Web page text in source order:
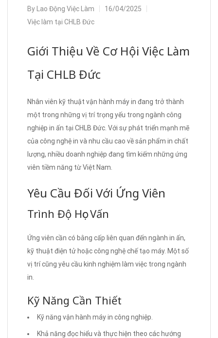
By Lao Động Việc Làm
16/04/2025
Việc làm tại CHLB Đức
Giới Thiệu Về Cơ Hội Việc Làm
Tại CHLB Đức
Nhân viên kỹ thuật vận hành máy in đang trở thành
một trong những vị trí trọng yếu trong ngành công
nghiệp in ấn tại CHLB Đức. Với sự phát triển mạnh mẽ
của công nghệ in và nhu cầu cao về sản phẩm in chất
lượng, nhiều doanh nghiệp đang tìm kiếm những ứng
viên tiềm năng từ Việt Nam.
Yêu Cầu Đối Với Ứng Viên
Trình Độ Học Vấn
Ứng viên cần có bằng cấp liên quan đến ngành in ấn,
kỹ thuật điện tử hoặc công nghệ chế tạo máy. Một số
vị trí cũng yêu cầu kinh nghiệm làm việc trong ngành
in.
Kỹ Năng Cần Thiết
Kỹ năng vận hành máy in công nghiệp.
Khả năng đọc hiểu và thực hiện theo các hướng